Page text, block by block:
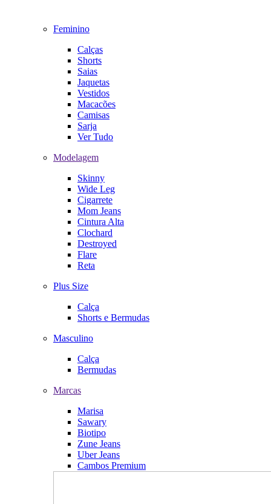
Feminino
Calças
Shorts
Saias
Jaquetas
Vestidos
Macacões
Camisas
Sarja
Ver Tudo
Modelagem
Skinny
Wide Leg
Cigarrete
Mom Jeans
Cintura Alta
Clochard
Destroyed
Flare
Reta
Plus Size
Calça
Shorts e Bermudas
Masculino
Calça
Bermudas
Marcas
Marisa
Sawary
Biotipo
Zune Jeans
Uber Jeans
Cambos Premium